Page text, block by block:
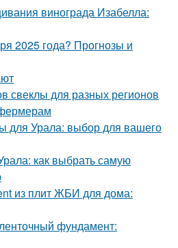
винограда Изабелла:
2025 года? Прогнозы и
свеклы для разных регионов
для Урала: выбор для вашего
как выбрать самую
из плит ЖБИ для дома:
фундамент: